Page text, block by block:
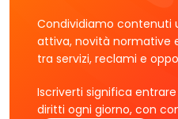
Condividiamo contenuti
attiva, novità normative
tra servizi, reclami e
Iscriverti significa
diritti ogni giorno, con